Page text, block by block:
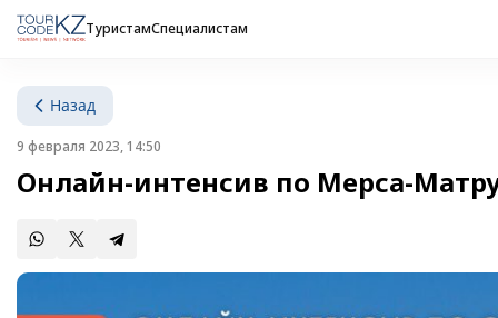
ТуристамСпециалистам
Назад
9 февраля 2023, 14:50
Онлайн-интенсив по Мерса-